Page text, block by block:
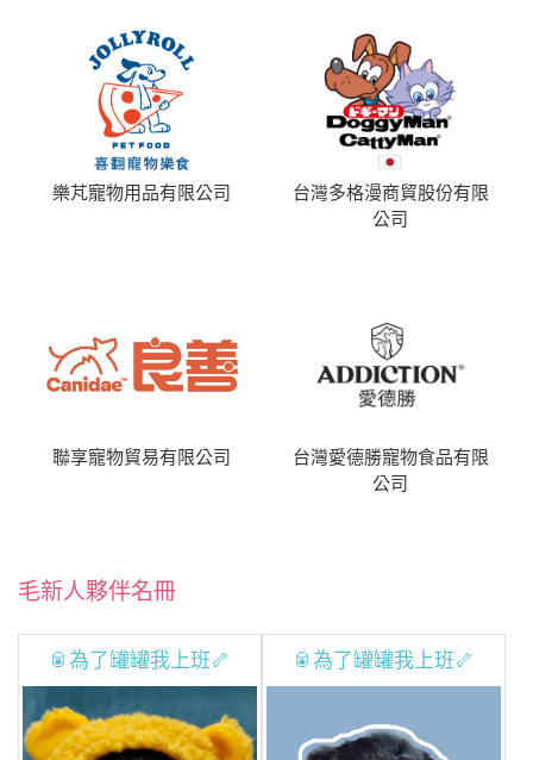
樂芃寵物用品有限公司
台灣多格漫商貿股份有限
公司
聯享寵物貿易有限公司
台灣愛德勝寵物食品有限
公司
毛新人夥伴名冊
🥫為了罐罐我上班🦴 🥫為了罐罐我上班🦴